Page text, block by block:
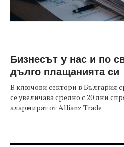
Бизнесът у нас и по
дълго плащанията си
В ключови сектори в България
се увеличава средно с 20 дни
алармират от Allianz Trade